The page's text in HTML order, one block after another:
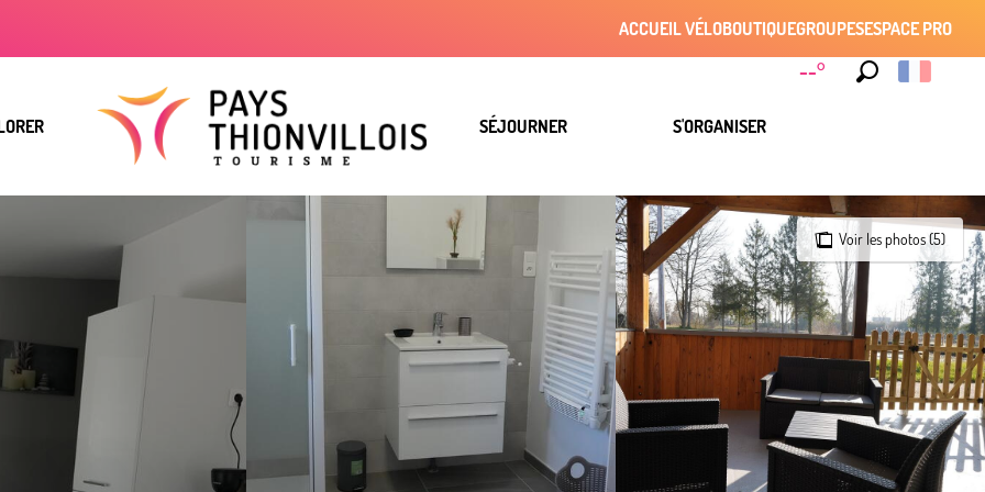
--°
ACCUEIL VÉLOBOUTIQUEGROUPESESPACE PRO
SÉJOURNER S'ORGANISER
Voir les photos (5)